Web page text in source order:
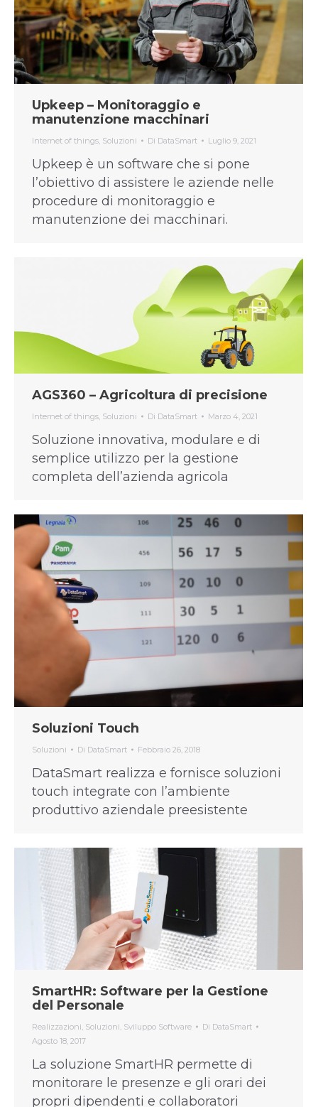
Upkeep – Monitoraggio e
manutenzione macchinari
Internet of things Soluzioni Di DataSmart Luglio 9, 2021
Upkeep è un software che si pone
l’obiettivo di assistere le aziende nelle
procedure di monitoraggio e
manutenzione dei macchinari.
AGS360 – Agricoltura di precisione
Internet of things, Soluzioni Di DataSmart Marzo 4, 2021
Soluzione innovativa, modulare e di
semplice utilizzo per la gestione
completa dell’azienda agricola
Soluzioni Touch
Soluzioni Di DataSmart Febbraio 26, 2018
DataSmart realizza e fornisce soluzioni
touch integrate con l’ambiente
produttivo aziendale preesistente
SmartHR: Software per la Gestione
del Personale
Realizzazioni, Soluzioni, Sviluppo Software Di DataSmart
Agosto 18, 2017
La soluzione SmartHR permette di
monitorare le presenze e gli orari dei
propri dipendenti e collaboratori